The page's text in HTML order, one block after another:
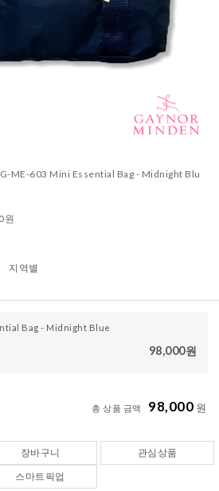
ME-603 Mini Essential Bag - Midnight Blu
원
지역별
Bag - Midnight Blue
98,000원
총 상품 금액 98,000 원
장바구니
관심상품
스마트픽업